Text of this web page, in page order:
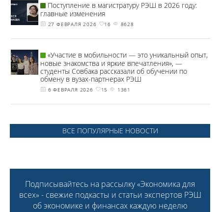
Поступление в магистратуру РЭШ в 2026 году:
главные изменения
27 ФЕВРАЛЯ 2026 16 8628
«Участие в мобильности — это уникальный опыт,
новые знакомства и яркие впечатления», —
студенты Совбака рассказали об обучении по
обмену в вузах-партнерах РЭШ
6 ФЕВРАЛЯ 2026 15 1361
ВСЕ ПОПУЛЯРНЫЕ НОВОСТИ
Подписывайтесь на рассылку «Экономика для
всех» - свежие подкасты и статьи экспертов РЭШ
об экономике и финансах каждую неделю